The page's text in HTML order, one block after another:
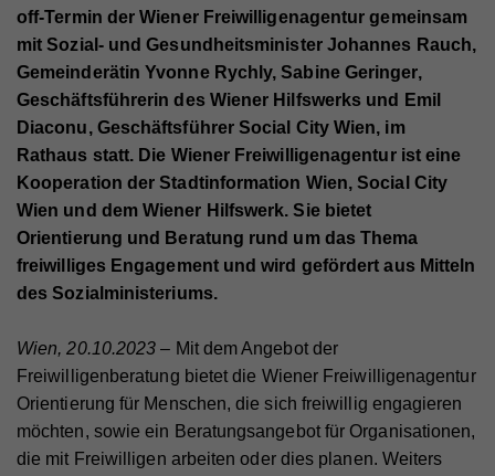
off-Termin der Wiener Freiwilligenagentur gemeinsam
mit Sozial- und Gesundheitsminister Johannes Rauch,
Gemeinderätin Yvonne Rychly, Sabine Geringer,
Geschäftsführerin des Wiener Hilfswerks und Emil
Diaconu, Geschäftsführer Social City Wien, im
Rathaus statt. Die Wiener Freiwilligenagentur ist eine
Kooperation der Stadtinformation Wien, Social City
Wien und dem Wiener Hilfswerk. Sie bietet
Orientierung und Beratung rund um das Thema
freiwilliges Engagement und wird gefördert aus Mitteln
des Sozialministeriums.
Wien, 20.10.2023 – Mit dem Angebot der
Freiwilligenberatung bietet die Wiener Freiwilligenagentur
Orientierung für Menschen, die sich freiwillig engagieren
möchten, sowie ein Beratungsangebot für Organisationen,
die mit Freiwilligen arbeiten oder dies planen. Weiters